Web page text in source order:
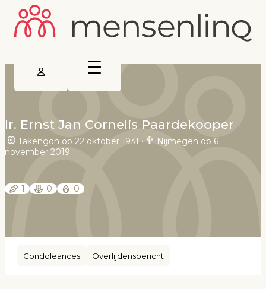
Ir. Ernst Jan Cornelis Paardekooper
Takengon op 22 oktober 1931 •
Nijmegen op 6
november 2019
1 0 0
Condoleances Overlijdensbericht